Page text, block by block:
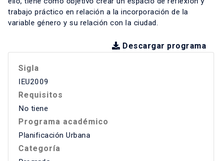
trabajo práctico en relación a la incorporación de la
variable género y su relación con la ciudad.
Descargar programa
Sigla
IEU2009
Requisitos
No tiene
Programa académico
Planificación Urbana
Categoría